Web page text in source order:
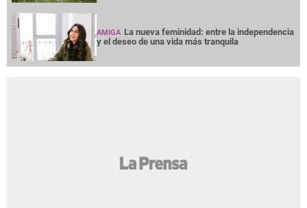
AMIGA La nueva feminidad: entre la independencia
y el deseo de una vida más tranquila